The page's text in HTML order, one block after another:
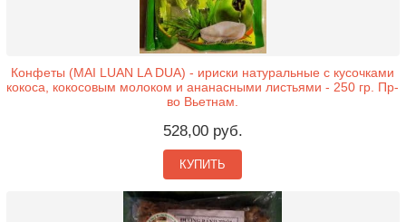
Конфеты (MAI LUAN LA DUA) - ириски натуральные с кусочками
кокоса, кокосовым молоком и ананасными листьями - 250 гр. Пр-
во Вьетнам.
528,00 руб.
КУПИТЬ